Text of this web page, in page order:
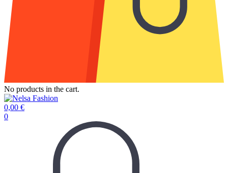
No products in the cart.
0,00 €
0